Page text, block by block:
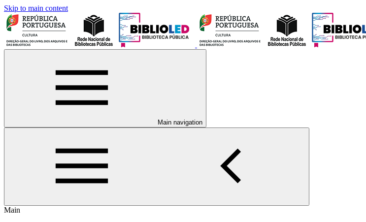
Skip to main content
Main navigation
Main